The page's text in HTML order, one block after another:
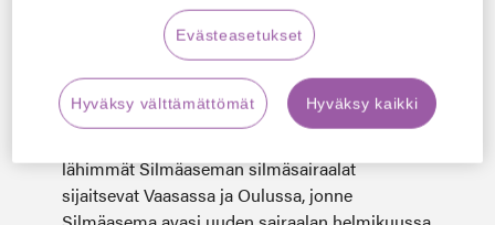
optikon ja jatkossa myös silmälääkärin
vastaanottopalvelut. Lisäksi Silmäaseman
maanlaajuisen silmäsairaalaverkoston
tarjoamat monipuoliset silmäkirurgian palvelut,
kuten taittovirhe- ja kaihileikkaukset, ovat
lähimmät Silmäaseman silmäsairaalat
sijaitsevat Vaasassa ja Oulussa, jonne
Evästeasetukset
Hyväksy välttämättömät Hyväksy kaikki